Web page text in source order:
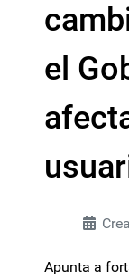
el
Apunta a